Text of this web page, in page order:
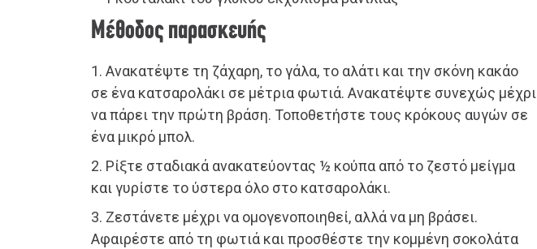
Μέθοδος παρασκευής
1. Ανακατέψτε τη ζάχαρη, το γάλα, το αλάτι και την σκόνη κακάο
σε ένα κατσαρολάκι σε μέτρια φωτιά. Ανακατέψτε συνεχώς μέχρι
να πάρει την πρώτη βράση. Τοποθετήστε τους κρόκους αυγών σε
ένα μικρό μπολ.
2. Ρίξτε σταδιακά ανακατεύοντας ½ κούπα από το ζεστό μείγμα
και γυρίστε το ύστερα όλο στο κατσαρολάκι.
3. Ζεστάνετε μέχρι να ομογενοποιηθεί, αλλά να μη βράσει.
Αφαιρέστε από τη φωτιά και προσθέστε την κομμένη σοκολάτα